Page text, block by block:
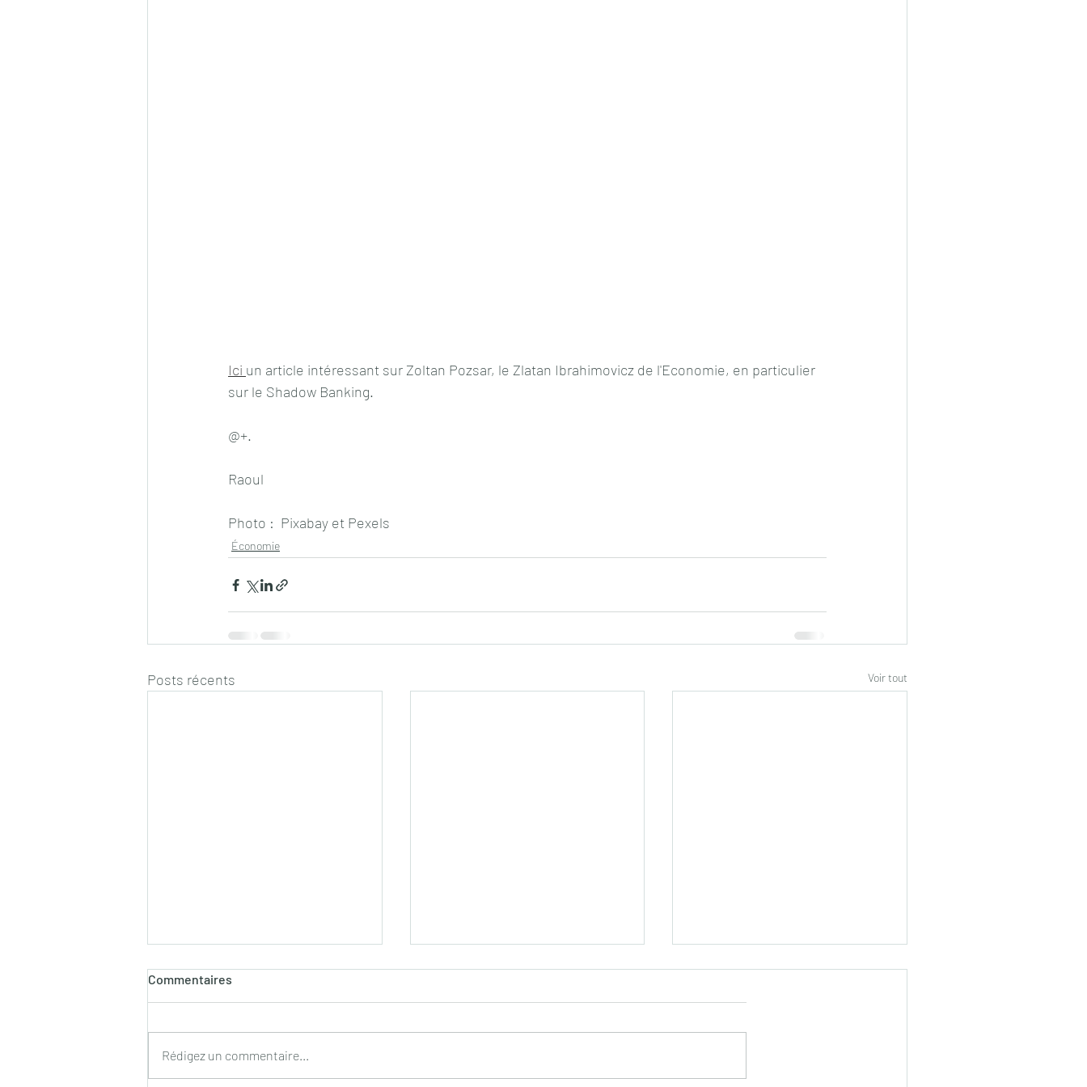
Ici un article intéressant sur Zoltan Pozsar, le Zlatan Ibrahimovicz de l'Economie, en particulier
sur le Shadow Banking.
@+.
Raoul
Photo :  Pixabay et Pexels
Économie
Posts récents Voir tout
Commentaires
Rédigez un commentaire...